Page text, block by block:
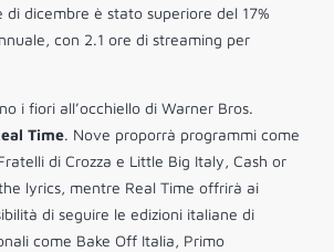
di dicembre è stato superiore del 17%
con 2.1 ore di streaming per
i fiori all’occhiello di Warner Bros.
Time. Nove proporrà programmi come
di Crozza e Little Big Italy, Cash or
lyrics, mentre Real Time offrirà ai
di seguire le edizioni italiane di
come Bake Off Italia, Primo